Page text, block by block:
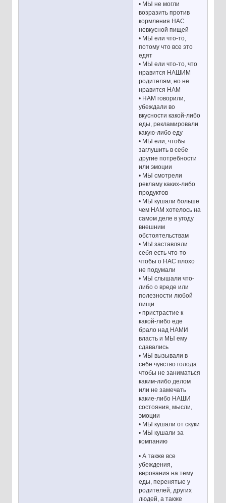
• МЫ не могли
возразить против
кормления НАС
невкусной пищей
• МЫ ели что-то,
потому что все это
едят
• МЫ ели что-то, что
нравится НАШИМ
родителям, но не
нравится НАМ
• НАМ говорили,
убеждали во
вкусности какой-либо
еды, рекламировали
какую-либо еду
• МЫ ели, чтобы
заглушить в себе
другие потребности
или эмоции
• МЫ смотрели
рекламу каких-либо
продуктов
• МЫ кушали больше
чем НАМ хотелось на
самом деле в угоду
внешним
обстоятельствам
• МЫ заставляли
себя есть что-то
чтобы о НАС плохо
не подумали
• МЫ слышали что-
либо о вреде или
полезности любой
пищи
• пристрастие к
какой-либо еде
брало над НАМИ
власть и МЫ ему
сдавались
• МЫ вызывали в
себе чувство голода
чтобы не заниматься
каким-либо делом
или не замечать
какие-либо НАШИ
состояния, мысли,
эмоции
• МЫ кушали от скуки
• МЫ кушали за
компанию
• А также все
убеждения,
верования на тему
еды, перенятые у
родителей, других
людей, а также